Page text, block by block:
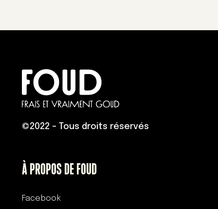
©2022 – Tous droits réservés
À PROPOS DE FOUD
Facebook